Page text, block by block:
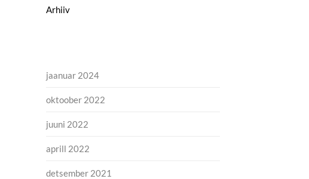
Arhiiv
jaanuar 2024
oktoober 2022
juuni 2022
aprill 2022
detsember 2021